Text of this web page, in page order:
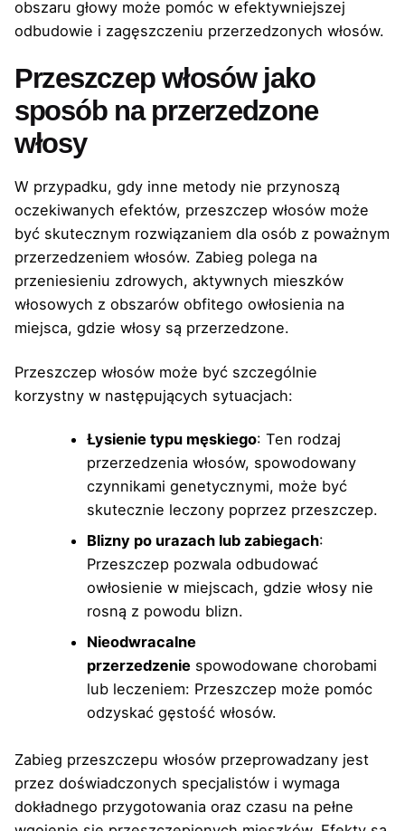
obszaru głowy może pomóc w efektywniejszej
odbudowie i zagęszczeniu przerzedzonych włosów.
Przeszczep włosów jako
sposób na przerzedzone
włosy
W przypadku, gdy inne metody nie przynoszą
oczekiwanych efektów, przeszczep włosów może
być skutecznym rozwiązaniem dla osób z poważnym
przerzedzeniem włosów. Zabieg polega na
przeniesieniu zdrowych, aktywnych mieszków
włosowych z obszarów obfitego owłosienia na
miejsca, gdzie włosy są przerzedzone.
Przeszczep włosów może być szczególnie
korzystny w następujących sytuacjach:
Łysienie typu męskiego: Ten rodzaj
przerzedzenia włosów, spowodowany
czynnikami genetycznymi, może być
skutecznie leczony poprzez przeszczep.
Blizny po urazach lub zabiegach:
Przeszczep pozwala odbudować
owłosienie w miejscach, gdzie włosy nie
rosną z powodu blizn.
Nieodwracalne
przerzedzenie spowodowane chorobami
lub leczeniem: Przeszczep może pomóc
odzyskać gęstość włosów.
Zabieg przeszczepu włosów przeprowadzany jest
przez doświadczonych specjalistów i wymaga
dokładnego przygotowania oraz czasu na pełne